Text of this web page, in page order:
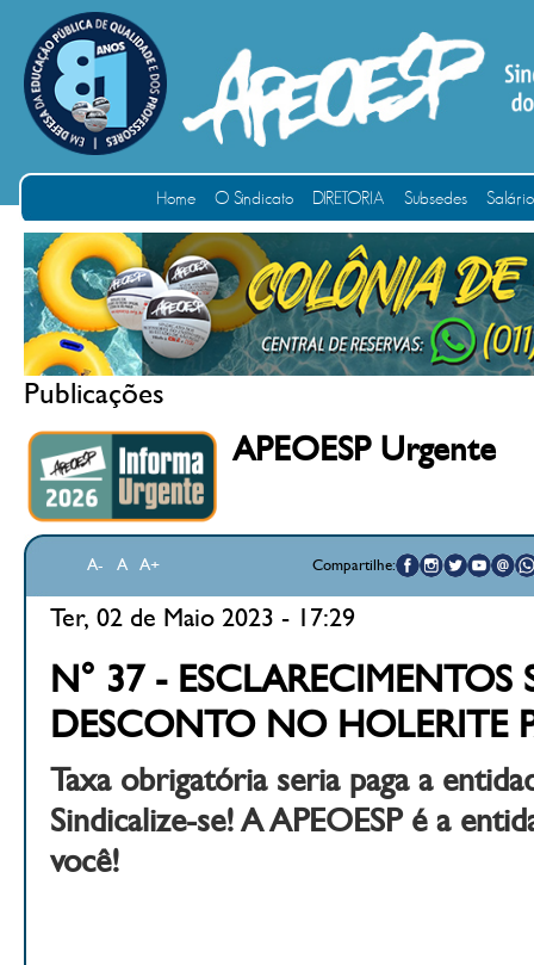
Home O Sindicato DIRETORIA Subsedes
Publicações
APEOESP Urgente
A- A A+ Compartilhe:
Ter, 02 de Maio 2023 - 17:29
N° 37 - ESCLARECIMENTOS
DESCONTO NO HOLERITE
Taxa obrigatória seria paga a
Sindicalize-se! A APEOESP é a
você!